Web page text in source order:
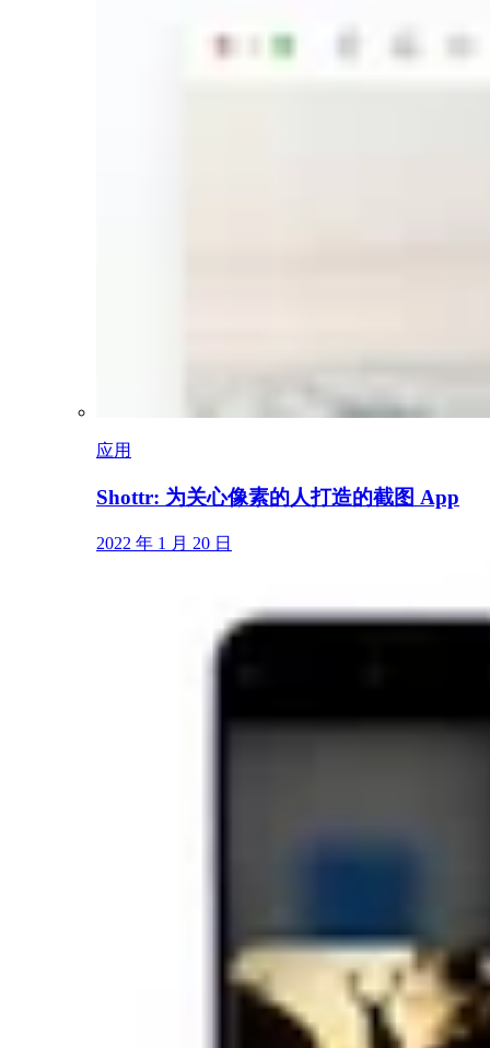
应用
Shottr: 为关心像素的人打造的截图 App
2022 年 1 月 20 日